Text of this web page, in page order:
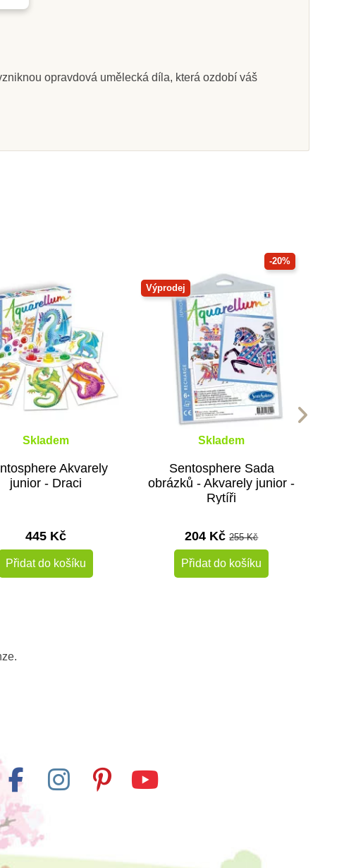
Akvarely
499 Kč 769 Kč
opravdová umělecká díla, která ozdobí váš
Skladem
Akvarely
junior - Draci
445 Kč
Přidat do košíku
-20%
Výprodej
Skladem
Sentosphere Sada
obrázků - Akvarely junior -
Rytíři
204 Kč255 Kč
Přidat do košíku